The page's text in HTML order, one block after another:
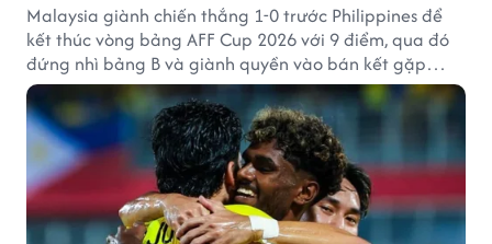
Malaysia giành chiến thắng 1-0 trước Philippines để
kết thúc vòng bảng AFF Cup 2026 với 9 điểm, qua đó
đứng nhì bảng B và giành quyền vào bán kết gặp
tuyển Việt Nam.